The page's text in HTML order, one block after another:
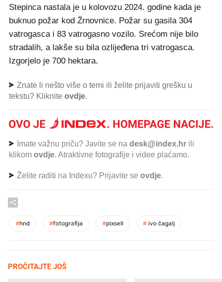
Stepinca nastala je u kolovozu 2024. godine kada je
buknuo požar kod Žrnovnice. Požar su gasila 304
vatrogasca i 83 vatrogasno vozilo. Srećom nije bilo
stradalih, a lakše su bila ozlijeđena tri vatrogasca.
Izgorjelo je 700 hektara.
Znate li nešto više o temi ili želite prijaviti grešku u
tekstu? Kliknite ovdje.
Imate važnu priču? Javite se na desk@index.hr ili
klikom ovdje. Atraktivne fotografije i videe plaćamo.
Želite raditi na Indexu? Prijavite se ovdje.
#hnd #fotografija #pixsell # ivo čagalj
PROČITAJTE JOŠ